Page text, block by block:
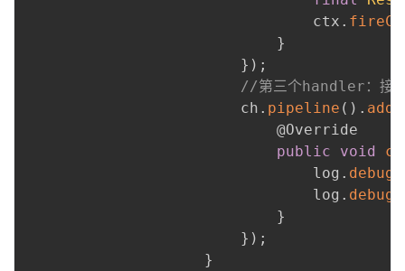
                                ctx
.
}
} ) ;
//第三个handler：接
                        ch
. pipeline ( ) .
@Override
public
void
                                log
. debug
                                log
. debug
}
} ) ;
}